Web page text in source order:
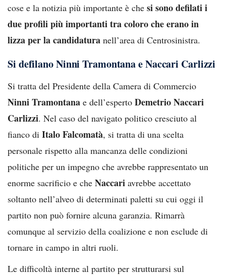
cose e la notizia più importante è che si sono defilati i
due profili più importanti tra coloro che erano in
lizza per la candidatura nell’area di Centrosinistra.
Si defilano Ninni Tramontana e Naccari Carlizzi
Si tratta del Presidente della Camera di Commercio
Ninni Tramontana e dell’esperto Demetrio Naccari
Carlizzi. Nel caso del navigato politico cresciuto al
fianco di Italo Falcomatà, si tratta di una scelta
personale rispetto alla mancanza delle condizioni
politiche per un impegno che avrebbe rappresentato un
enorme sacrificio e che Naccari avrebbe accettato
soltanto nell’alveo di determinati paletti su cui oggi il
partito non può fornire alcuna garanzia. Rimarrà
comunque al servizio della coalizione e non esclude di
tornare in campo in altri ruoli.
Le difficoltà interne al partito per strutturarsi sul